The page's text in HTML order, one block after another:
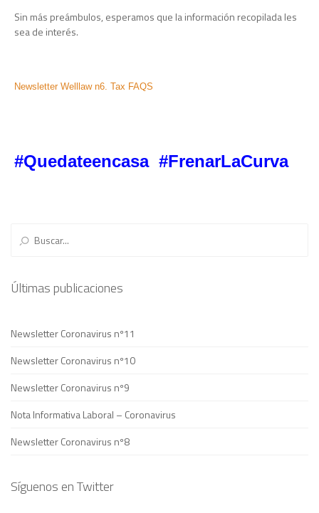
Sin más preámbulos, esperamos que la información recopilada les
sea de interés.
Newsletter Welllaw n6. Tax FAQS
#Quedateencasa #FrenarLaCurva
Últimas publicaciones
Newsletter Coronavirus nº11
Newsletter Coronavirus nº10
Newsletter Coronavirus nº9
Nota Informativa Laboral – Coronavirus
Newsletter Coronavirus nº8
Síguenos en Twitter